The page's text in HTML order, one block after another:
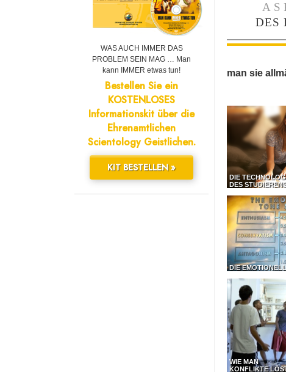
DES
man sie
DIE
DES
DIE
WIE MAN
KONFLIKTE
WAS AUCH IMMER DAS
PROBLEM SEIN MAG … Man
kann IMMER etwas tun!
Bestellen Sie ein
KOSTENLOSES
Informationskit über die
Ehrenamtlichen
Scientology Geistlichen.
KIT BESTELLEN »